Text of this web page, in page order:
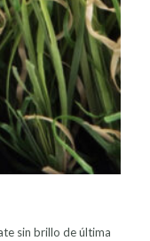
sin brillo de última